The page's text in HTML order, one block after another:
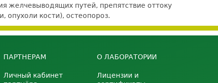
желчевыводящих путей, препятствие оттоку
опухоли кости), остеопороз.
ПАРТНЕРАМ
Личный кабинет
О ЛАБОРАТОРИИ
Лицензии и